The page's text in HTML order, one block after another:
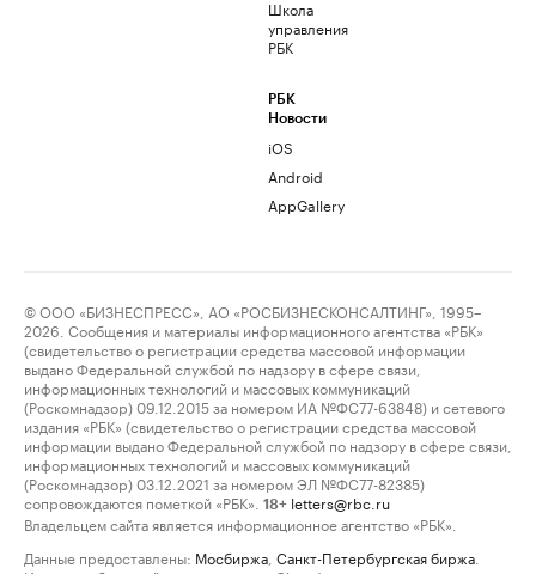
Школа
управления
РБК
РБК
Новости
iOS
Android
AppGallery
© ООО «БИЗНЕСПРЕСС», АО «РОСБИЗНЕСКОНСАЛТИНГ», 1995–
2026. Сообщения и материалы информационного агентства «РБК»
(свидетельство о регистрации средства массовой информации
выдано Федеральной службой по надзору в сфере связи,
информационных технологий и массовых коммуникаций
(Роскомнадзор) 09.12.2015 за номером ИА №ФС77-63848) и сетевого
издания «РБК» (свидетельство о регистрации средства массовой
информации выдано Федеральной службой по надзору в сфере связи,
информационных технологий и массовых коммуникаций
(Роскомнадзор) 03.12.2021 за номером ЭЛ №ФС77-82385)
сопровождаются пометкой «РБК».
18+ letters@rbc.ru
Владельцем сайта является информационное агентство «РБК».
Данные предоставлены: Мосбиржа Санкт-Петербургская биржа